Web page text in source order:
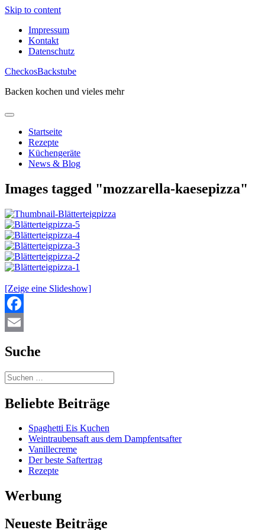
Skip to content
Impressum
Kontakt
Datenschutz
CheckosBackstube
Backen kochen und vieles mehr
Startseite
Rezepte
Küchengeräte
News & Blog
Images tagged "mozzarella-kaesepizza"
[Zeige eine Slideshow]
Facebook
Suche
Beliebte Beiträge
Spaghetti Eis Kuchen
Weintraubensaft aus dem Dampfentsafter
Vanillecreme
Der beste Saftertrag
Rezepte
Werbung
Neueste Beiträge